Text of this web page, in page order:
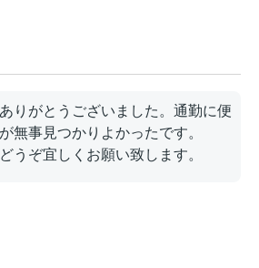
りがとうございました。通勤に便
無事見つかりよかったです。
うぞ宜しくお願い致します。